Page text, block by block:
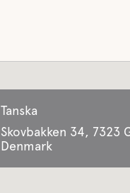
Tanska
Skovbakken 34, 7323
Denmark